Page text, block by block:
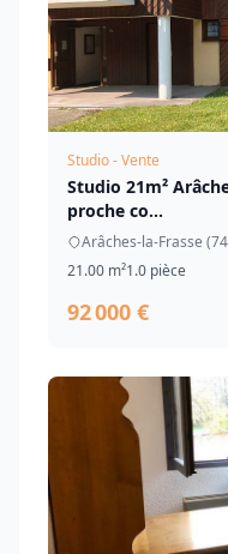
Studio - Vente
Studio 21m²
proche co...
Arâches-la-Frasse
21.00 m²1.0 pièce
92 000 €